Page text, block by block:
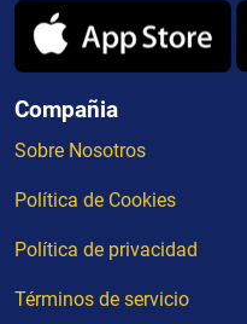
Compañia
Sobre Nosotros
Política de Cookies
Política de privacidad
Términos de servicio